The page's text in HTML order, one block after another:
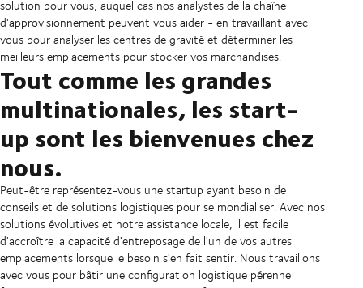
solution pour vous, auquel cas nos analystes de la chaîne
d'approvisionnement peuvent vous aider - en travaillant avec
vous pour analyser les centres de gravité et déterminer les
meilleurs emplacements pour stocker vos marchandises.
Tout comme les grandes
multinationales, les start-
up sont les bienvenues chez
nous.
Peut-être représentez-vous une startup ayant besoin de
conseils et de solutions logistiques pour se mondialiser. Avec nos
solutions évolutives et notre assistance locale, il est facile
d'accroître la capacité d'entreposage de l'un de vos autres
emplacements lorsque le besoin s'en fait sentir. Nous travaillons
avec vous pour bâtir une configuration logistique pérenne